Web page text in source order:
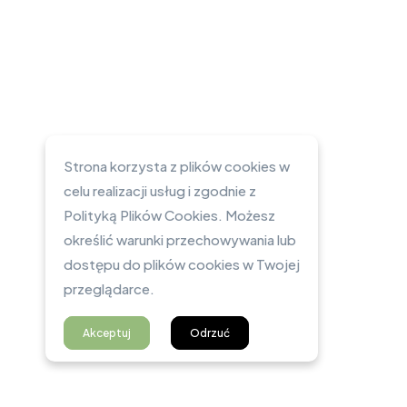
Strona korzysta z plików cookies w
celu realizacji usług i zgodnie z
Polityką Plików Cookies. Możesz
określić warunki przechowywania lub
dostępu do plików cookies w Twojej
przeglądarce.
Akceptuj Odrzuć